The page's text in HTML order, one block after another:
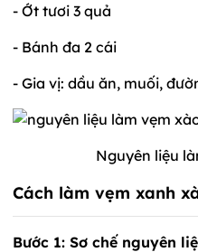
- Ớt tươi 3 quả
- Bánh đa 2 cái
- Gia vị: dầu ăn, muối,
Nguyên liệu
Cách làm vẹm xanh
Bước 1: Sơ chế nguyên